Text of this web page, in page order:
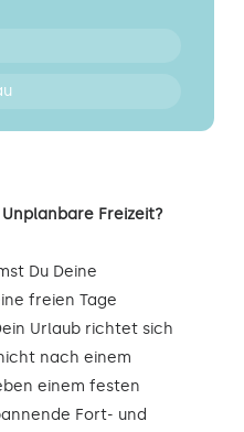
Freizeit?
Du Deine
freien Tage
Urlaub richtet sich
nach einem
einem festen
Fort- und